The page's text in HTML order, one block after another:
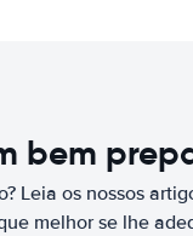
bem
Leia os nossos
melhor se lhe